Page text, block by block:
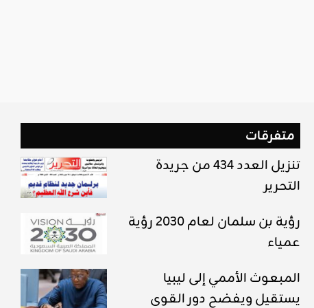
متفرقات
تنزيل العدد 434 من جريدة
التحرير
رؤية بن سلمان لعام 2030 رؤية
عمياء
المبعوث الأممي إلى ليبيا
يستقيل ويفضح دور القوى